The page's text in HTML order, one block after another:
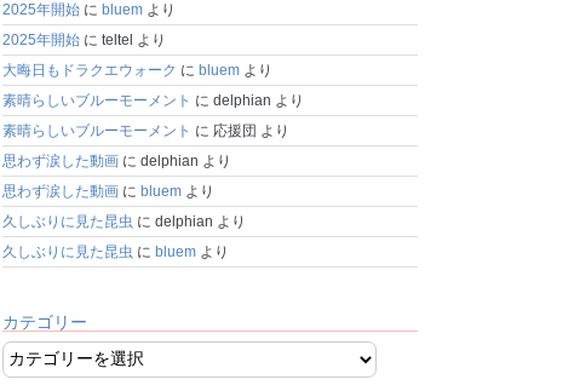
2025年開始に bluemより
2025年開始に teltel より
大晦日もドラクエウォーク に bluemより
素晴らしいブルーモーメント に delphian より
素晴らしいブルーモーメント に 応援団 より
思わず涙した動画に delphian より
思わず涙した動画に bluemより
久しぶりに見た昆虫 に delphian より
久しぶりに見た昆虫 に bluemより
カテゴリー